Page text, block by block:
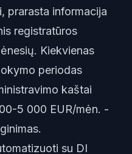
prarasta informacija
registratūros
Kiekvienas
periodas
kaštai
5 000 EUR/mėn. -
su DI